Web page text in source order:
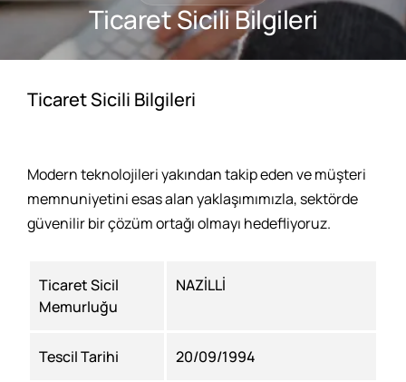
Ticaret Sicili Bilgileri
Ticaret Sicili Bilgileri
Modern teknolojileri yakından takip eden ve müşteri
memnuniyetini esas alan yaklaşımımızla, sektörde
güvenilir bir çözüm ortağı olmayı hedefliyoruz.
Ticaret Sicil
Memurluğu
NAZİLLİ
Tescil Tarihi 20/09/1994